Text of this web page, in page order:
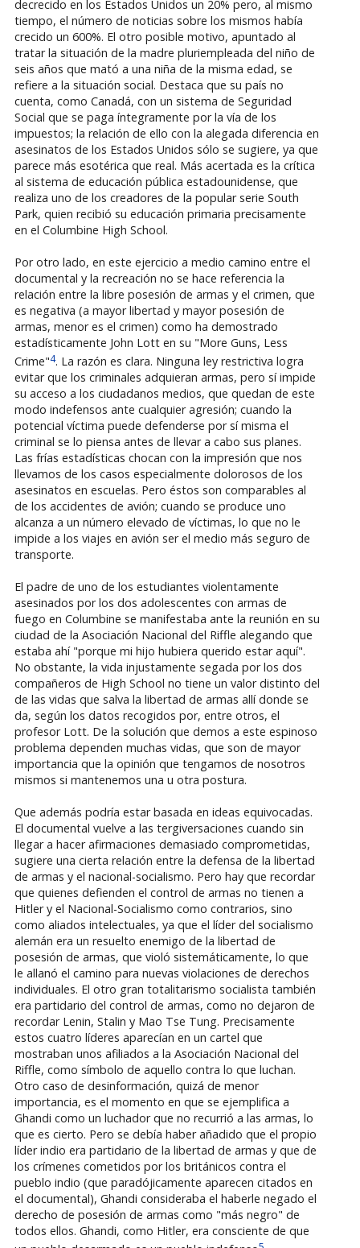
decrecido en los Estados Unidos un 20% pero, al mismo
tiempo, el número de noticias sobre los mismos había
crecido un 600%. El otro posible motivo, apuntado al
tratar la situación de la madre pluriempleada del niño de
seis años que mató a una niña de la misma edad, se
refiere a la situación social. Destaca que su país no
cuenta, como Canadá, con un sistema de Seguridad
Social que se paga íntegramente por la vía de los
impuestos; la relación de ello con la alegada diferencia en
asesinatos de los Estados Unidos sólo se sugiere, ya que
parece más esotérica que real. Más acertada es la crítica
al sistema de educación pública estadounidense, que
realiza uno de los creadores de la popular serie South
Park, quien recibió su educación primaria precisamente
en el Columbine High School.
Por otro lado, en este ejercicio a medio camino entre el
documental y la recreación no se hace referencia la
relación entre la libre posesión de armas y el crimen, que
es negativa (a mayor libertad y mayor posesión de
armas, menor es el crimen) como ha demostrado
estadísticamente John Lott en su "More Guns, Less
Crime"4. La razón es clara. Ninguna ley restrictiva logra
evitar que los criminales adquieran armas, pero sí impide
su acceso a los ciudadanos medios, que quedan de este
modo indefensos ante cualquier agresión; cuando la
potencial víctima puede defenderse por sí misma el
criminal se lo piensa antes de llevar a cabo sus planes.
Las frías estadísticas chocan con la impresión que nos
llevamos de los casos especialmente dolorosos de los
asesinatos en escuelas. Pero éstos son comparables al
de los accidentes de avión; cuando se produce uno
alcanza a un número elevado de víctimas, lo que no le
impide a los viajes en avión ser el medio más seguro de
transporte.
El padre de uno de los estudiantes violentamente
asesinados por los dos adolescentes con armas de
fuego en Columbine se manifestaba ante la reunión en su
ciudad de la Asociación Nacional del Riffle alegando que
estaba ahí "porque mi hijo hubiera querido estar aquí".
No obstante, la vida injustamente segada por los dos
compañeros de High School no tiene un valor distinto del
de las vidas que salva la libertad de armas allí donde se
da, según los datos recogidos por, entre otros, el
profesor Lott. De la solución que demos a este espinoso
problema dependen muchas vidas, que son de mayor
importancia que la opinión que tengamos de nosotros
mismos si mantenemos una u otra postura.
Que además podría estar basada en ideas equivocadas.
El documental vuelve a las tergiversaciones cuando sin
llegar a hacer afirmaciones demasiado comprometidas,
sugiere una cierta relación entre la defensa de la libertad
de armas y el nacional-socialismo. Pero hay que recordar
que quienes defienden el control de armas no tienen a
Hitler y el Nacional-Socialismo como contrarios, sino
como aliados intelectuales, ya que el líder del socialismo
alemán era un resuelto enemigo de la libertad de
posesión de armas, que violó sistemáticamente, lo que
le allanó el camino para nuevas violaciones de derechos
individuales. El otro gran totalitarismo socialista también
era partidario del control de armas, como no dejaron de
recordar Lenin, Stalin y Mao Tse Tung. Precisamente
estos cuatro líderes aparecían en un cartel que
mostraban unos afiliados a la Asociación Nacional del
Riffle, como símbolo de aquello contra lo que luchan.
Otro caso de desinformación, quizá de menor
importancia, es el momento en que se ejemplifica a
Ghandi como un luchador que no recurrió a las armas, lo
que es cierto. Pero se debía haber añadido que el propio
líder indio era partidario de la libertad de armas y que de
los crímenes cometidos por los británicos contra el
pueblo indio (que paradójicamente aparecen citados en
el documental), Ghandi consideraba el haberle negado el
derecho de posesión de armas como "más negro" de
todos ellos. Ghandi, como Hitler, era consciente de que